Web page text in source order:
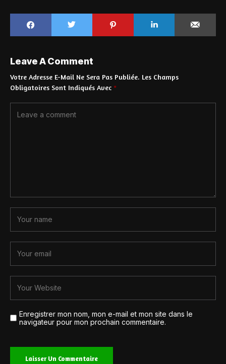
Leave A Comment
Votre Adresse E-Mail Ne Sera Pas Publiée. Les Champs
Obligatoires Sont Indiqués Avec *
Enregistrer mon nom, mon e-mail et mon site dans le
navigateur pour mon prochain commentaire.